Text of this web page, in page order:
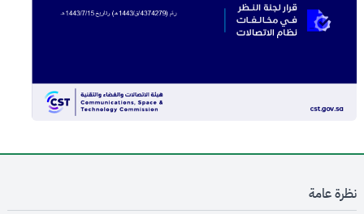
نظرة عامة